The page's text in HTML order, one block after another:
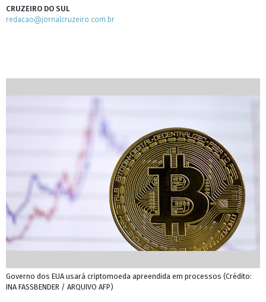
CRUZEIRO DO SUL
redacao@jornalcruzeiro.com.br
Governo dos EUA usará criptomoeda apreendida em processos (Crédito:
INA FASSBENDER / ARQUIVO AFP)